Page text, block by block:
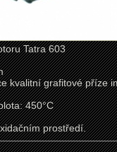
Tatra 603
kvalitní grafitové příze
450°C
prostředí.